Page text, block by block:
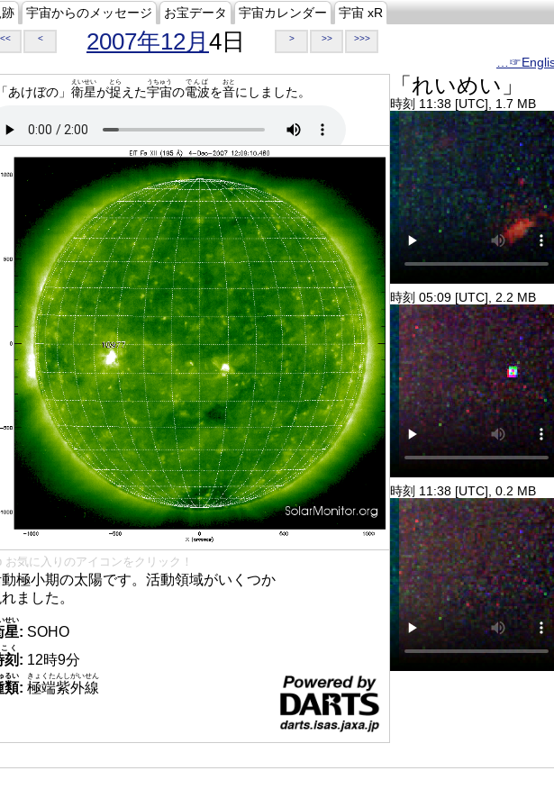
宇宙からのメッセージ お宝データ 宇宙カレンダー 宇宙 xR
<< < 2007年12月 4日 > >> >>>
あけぼの」 衛星
えいせい
が捉
とら
えた宇宙
うちゅう
の電波
でんぱ
を音
おと
にしました。
お気に入りのアイコンをクリック！
極小期の太陽です。活動領域がいくつか
ました。
星
せい
: SOHO
刻
く
: 12時9分
類
るい
: 極端紫外線
きょくたんしがいせん
「れいめい」
時刻 11:38 [UTC], 1.7 MB
時刻 05:09 [UTC], 2.2 MB
時刻 11:38 [UTC], 0.2 MB